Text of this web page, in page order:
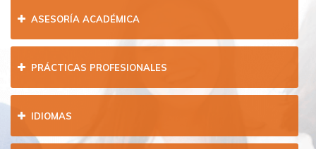
ASESORÍA ACADÉMICA
PRÁCTICAS PROFESIONALES
IDIOMAS